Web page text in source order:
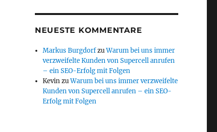
NEUESTE KOMMENTARE
Markus BurgdorfzuWarum bei uns immer
verzweifelte Kunden von Supercell anrufen
– ein SEO-Erfolg mit Folgen
KevinzuWarum bei uns immer verzweifelte
Kunden von Supercell anrufen – ein SEO-
Erfolg mit Folgen